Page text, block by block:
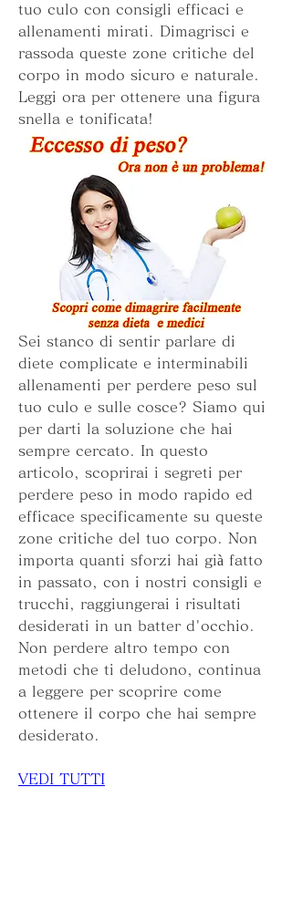
tuo culo con consigli efficaci e
allenamenti mirati. Dimagrisci e
rassoda queste zone critiche del
corpo in modo sicuro e naturale.
Leggi ora per ottenere una figura
snella e tonificata!
Sei stanco di sentir parlare di
diete complicate e interminabili
allenamenti per perdere peso sul
tuo culo e sulle cosce? Siamo qui
per darti la soluzione che hai
sempre cercato. In questo
articolo, scoprirai i segreti per
perdere peso in modo rapido ed
efficace specificamente su queste
zone critiche del tuo corpo. Non
importa quanti sforzi hai già fatto
in passato, con i nostri consigli e
trucchi, raggiungerai i risultati
desiderati in un batter d'occhio.
Non perdere altro tempo con
metodi che ti deludono, continua
a leggere per scoprire come
ottenere il corpo che hai sempre
desiderato.
VEDI TUTTI